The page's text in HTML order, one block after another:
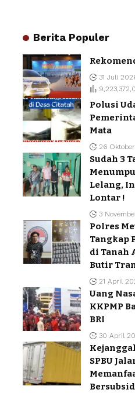
Berita Populer
31 Juli
Polusi
Mata
26
Sudah 3
Lelang,
Lontar !
3
Polres
Tangkap
di Tanah
Butir
21 April
Uang
KKPMP
BRI
30 April
SPBU